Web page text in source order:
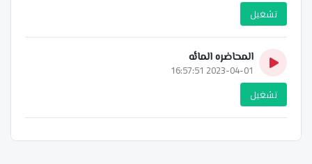
تشغيل
المحاضره المائه
2023-04-01 16:57:51
تشغيل